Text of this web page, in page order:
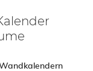
Wandkalendern